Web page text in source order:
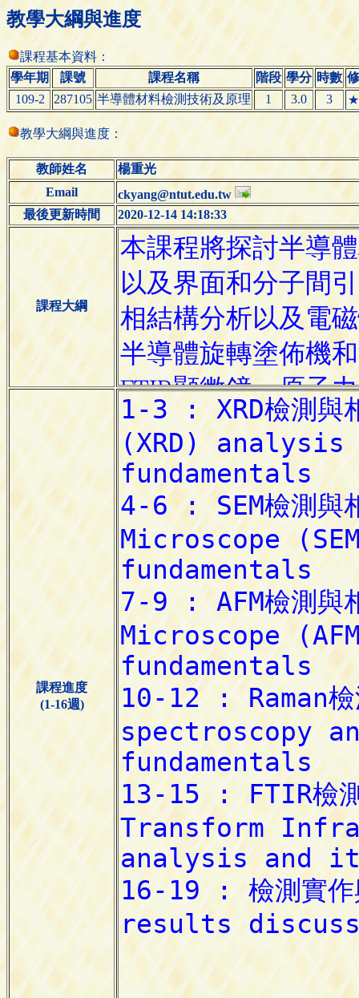
教學大綱與進度
課程基本資料：
學年期
課號 課程名稱 階段 學分 時數 修
109-2
287105 半導體材料檢測技術及原理 1 3.0 3 ★
教學大綱與進度：
教師姓名
楊重光
Email
ckyang@ntut.edu.tw
最後更新時間
2020-12-14 14:18:33
課程大綱
課程進度
(1-16週)